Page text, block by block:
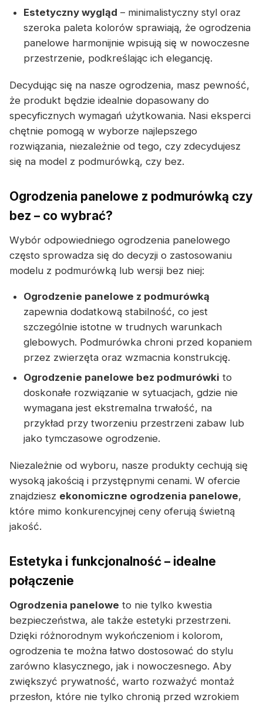
Estetyczny wygląd – minimalistyczny styl oraz
szeroka paleta kolorów sprawiają, że ogrodzenia
panelowe harmonijnie wpisują się w nowoczesne
przestrzenie, podkreślając ich elegancję.
Decydując się na nasze ogrodzenia, masz pewność,
że produkt będzie idealnie dopasowany do
specyficznych wymagań użytkowania. Nasi eksperci
chętnie pomogą w wyborze najlepszego
rozwiązania, niezależnie od tego, czy zdecydujesz
się na model z podmurówką, czy bez.
Ogrodzenia panelowe z podmurówką czy
bez – co wybrać?
Wybór odpowiedniego ogrodzenia panelowego
często sprowadza się do decyzji o zastosowaniu
modelu z podmurówką lub wersji bez niej:
Ogrodzenie panelowe z podmurówką
zapewnia dodatkową stabilność, co jest
szczególnie istotne w trudnych warunkach
glebowych. Podmurówka chroni przed kopaniem
przez zwierzęta oraz wzmacnia konstrukcję.
Ogrodzenie panelowe bez podmurówki to
doskonałe rozwiązanie w sytuacjach, gdzie nie
wymagana jest ekstremalna trwałość, na
przykład przy tworzeniu przestrzeni zabaw lub
jako tymczasowe ogrodzenie.
Niezależnie od wyboru, nasze produkty cechują się
wysoką jakością i przystępnymi cenami. W ofercie
znajdziesz ekonomiczne ogrodzenia panelowe,
które mimo konkurencyjnej ceny oferują świetną
jakość.
Estetyka i funkcjonalność – idealne
połączenie
Ogrodzenia panelowe to nie tylko kwestia
bezpieczeństwa, ale także estetyki przestrzeni.
Dzięki różnorodnym wykończeniom i kolorom,
ogrodzenia te można łatwo dostosować do stylu
zarówno klasycznego, jak i nowoczesnego. Aby
zwiększyć prywatność, warto rozważyć montaż
przesłon, które nie tylko chronią przed wzrokiem